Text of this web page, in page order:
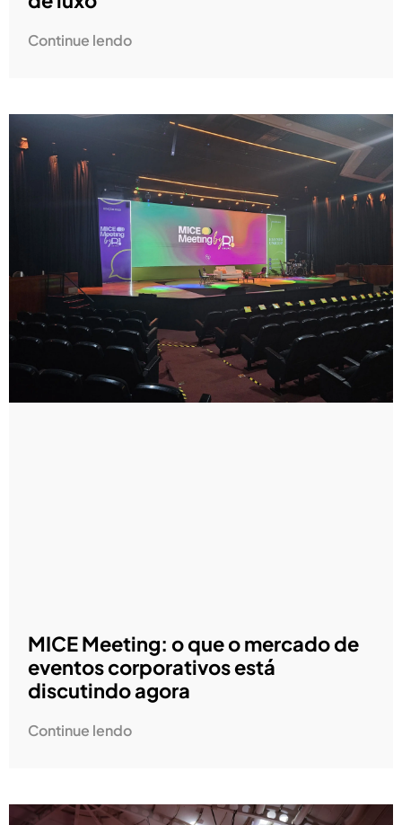
Continue lendo
MICE Meeting: o que o mercado de
eventos corporativos está
discutindo agora
Continue lendo